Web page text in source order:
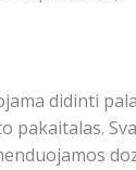
didinti
pakaitalas.